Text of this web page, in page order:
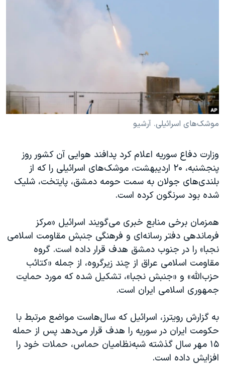
اسرائیل در جنگ
گالری عکس
انتخابات ریاست جمهوری آمریکا ۲۰۲۴
حمله جمهوری اسلامی به اسرائیل
ورزش زنان در ایران
اعتراضات زن، زندگی، آزادی
دادگاه حمید نوری
چهل سال گروگان‌گیری
قانون شفافیت دارائی کادر رهبری ایران
اسرائیل در جنگ
نرگس محمدی برنده جایزه نوبل صلح
همایش محافظه‌کاران آمریکا «سی‌پک»
صفحه‌های ویژه
زبانهای مختلف
موشک‌های اسرائیلی. آرشیو
وزارت دفاع سوریه اعلام کرد پدافند هوایی آن کشور روز
پنجشنبه، ۲۰ اردیبهشت، موشک‌های اسرائیلی را که از
بلندی‌های جولان به سمت حومه دمشق، پایتخت، شلیک
شده بود سرنگون کرده است.
همزمان برخی منابع خبری می‌گویند اسرائیل «مرکز
فرماندهی دفتر رسانه‌ای و فرهنگی جنبش مقاومت اسلامی
نجبا» را در جنوب دمشق هدف قرار داده است. گروه
مقاومت اسلامی عراق از چند زیرگروه، از جمله «کتائب
حزب‌الله» و «جنبش نجبا»، تشکیل شده که مورد حمایت
جمهوری اسلامی ایران است.
به گزارش رویترز، اسرائیل که سال‌هاست مواضع مرتبط با
حکومت ایران در سوریه را هدف قرار می‌دهد پس از حمله
۱۵ مهر سال گذشته شبه‌نظامیان حماس، حملات خود را
افزایش داده است.